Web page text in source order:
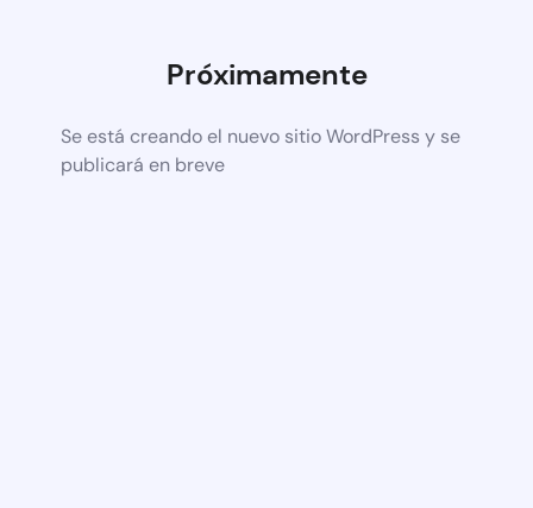
Próximamente
Se está creando el nuevo sitio WordPress y se
publicará en breve